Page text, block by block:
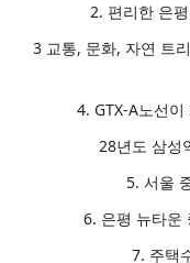
2. 편리한 은
3 교통, 문화, 자연 트
4. GTX-A노선
28년도 삼성
5. 서울
6. 은평 뉴타운
7. 주택